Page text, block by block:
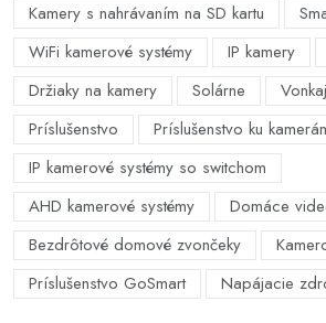
Kamery s nahrávaním na SD kartu
WiFi kamerové systémy
IP kamery
Držiaky na kamery
Solárne
Príslušenstvo
Príslušenstvo ku
IP kamerové systémy so switchom
AHD kamerové systémy
Domáce
Bezdrôtové domové zvončeky
Príslušenstvo GoSmart
Napájacie